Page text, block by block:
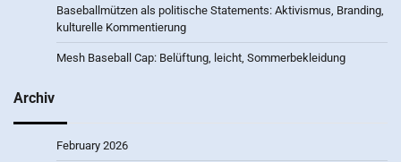
Baseballmützen als politische Statements: Aktivismus, Branding,
kulturelle Kommentierung
Mesh Baseball Cap: Belüftung, leicht, Sommerbekleidung
Archiv
February 2026